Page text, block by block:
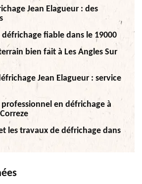
Jean Elagueur : des
fiable dans le 19000
bien fait à Les Angles Sur
Jean Elagueur : service
en défrichage à
les travaux de défrichage dans